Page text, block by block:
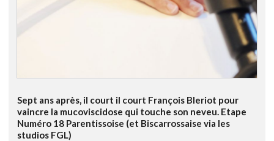
Sept ans après, il court il court François Bleriot pour
vaincre la mucoviscidose qui touche son neveu. Etape
Numéro 18 Parentissoise (et Biscarrossaise via les
studios FGL)